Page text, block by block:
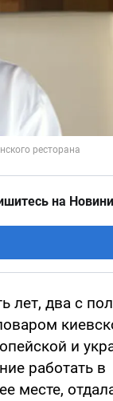
на
лет, два с
и
работать в
месте,